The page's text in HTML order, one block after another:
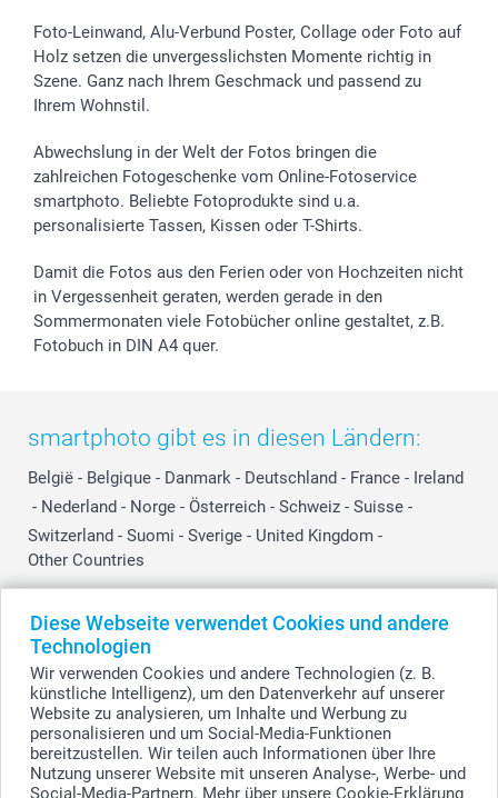
Diese Webseite verwendet Cookies und andere
Technologien
Wir verwenden Cookies und andere Technologien (z. B.
künstliche Intelligenz), um den Datenverkehr auf unserer
Website zu analysieren, um Inhalte und Werbung zu
personalisieren und um Social-Media-Funktionen
bereitzustellen. Wir teilen auch Informationen über Ihre
Nutzung unserer Website mit unseren Analyse-, Werbe- und
Social-Media-Partnern. Mehr über unsere Cookie-Erklärung
Foto-Leinwand, Alu-Verbund Poster, Collage oder Foto auf
Holz setzen die unvergesslichsten Momente richtig in
Szene. Ganz nach Ihrem Geschmack und passend zu
Ihrem Wohnstil.
Abwechslung in der Welt der Fotos bringen die
zahlreichen Fotogeschenke vom Online-Fotoservice
smartphoto. Beliebte Fotoprodukte sind u.a.
personalisierte Tassen, Kissen oder T-Shirts.
Damit die Fotos aus den Ferien oder von Hochzeiten nicht
in Vergessenheit geraten, werden gerade in den
Sommermonaten viele Fotobücher online gestaltet, z.B.
Fotobuch in DIN A4 quer.
smartphoto gibt es in diesen Ländern:
België - Belgique - Danmark - Deutschland - France - Ireland
- Nederland - Norge - Österreich - Schweiz - Suisse -
Switzerland - Suomi - Sverige - United Kingdom -
Other Countries
© smartphoto Group. Alle Rechte vorbehalten.
Alle Preise verstehen sich in Schweizer Franken (CHF) inkl. MwSt. und zzgl.